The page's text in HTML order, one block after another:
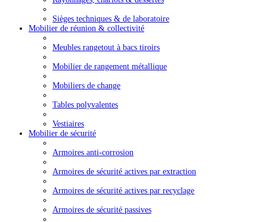
Sièges techniques & de laboratoire
Mobilier de réunion & collectivité
Meubles rangetout à bacs tiroirs
Mobilier de rangement métallique
Mobiliers de change
Tables polyvalentes
Vestiaires
Mobilier de sécurité
Armoires anti-corrosion
Armoires de sécurité actives par extraction
Armoires de sécurité actives par recyclage
Armoires de sécurité passives